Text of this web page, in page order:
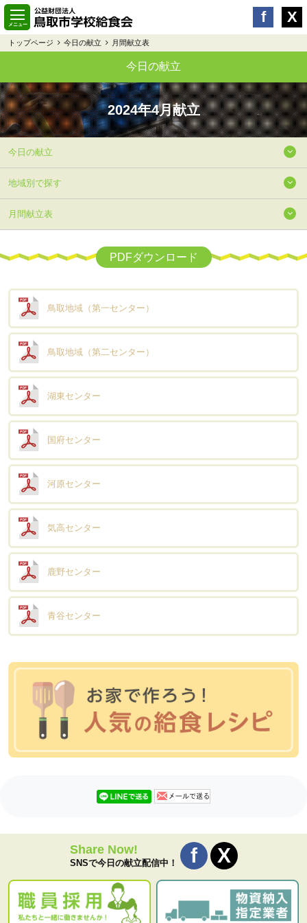
トップページ 今日の献立 月間献立表
今日の献立
2024年4月献立
今日の献立
地域別で探す
月間献立表
PDFダウンロード
鳥取地域（第一センター）
鳥取地域（第二センター）
湖東センター
国府センター
河原センター
気高センター
鹿野センター
青谷センター
Share Now!
SNSで今日の献立配信中！